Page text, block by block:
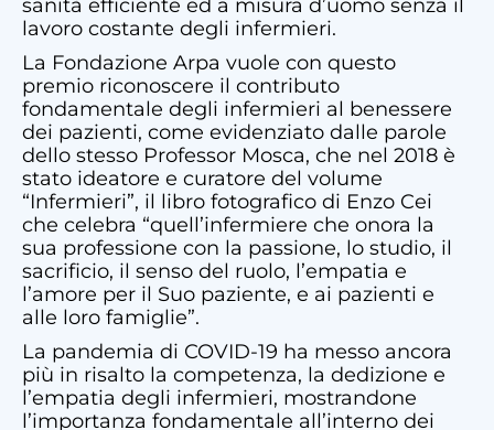
sanità efficiente ed a misura d’uomo senza il
lavoro costante degli infermieri.
La Fondazione Arpa vuole con questo
premio riconoscere il contributo
fondamentale degli infermieri al benessere
dei pazienti, come evidenziato dalle parole
dello stesso Professor Mosca, che nel 2018 è
stato ideatore e curatore del volume
“Infermieri”, il libro fotografico di Enzo Cei
che celebra “quell’infermiere che onora la
sua professione con la passione, lo studio, il
sacrificio, il senso del ruolo, l’empatia e
l’amore per il Suo paziente, e ai pazienti e
alle loro famiglie”.
La pandemia di COVID-19 ha messo ancora
più in risalto la competenza, la dedizione e
l’empatia degli infermieri, mostrandone
l’importanza fondamentale all’interno dei